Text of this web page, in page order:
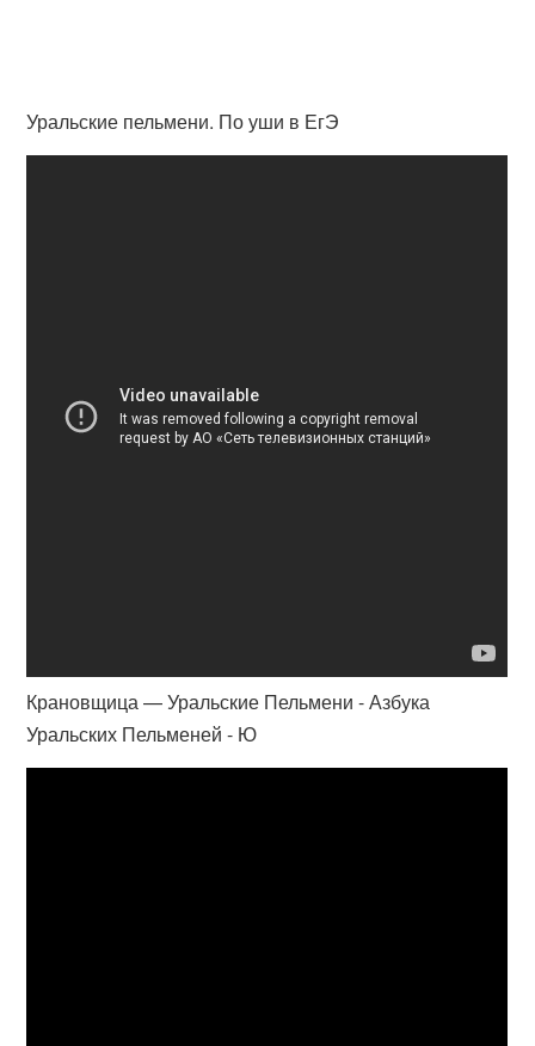
Уральские пельмени. По уши в ЕгЭ
Крановщица — Уральские Пельмени - Азбука
Уральских Пельменей - Ю